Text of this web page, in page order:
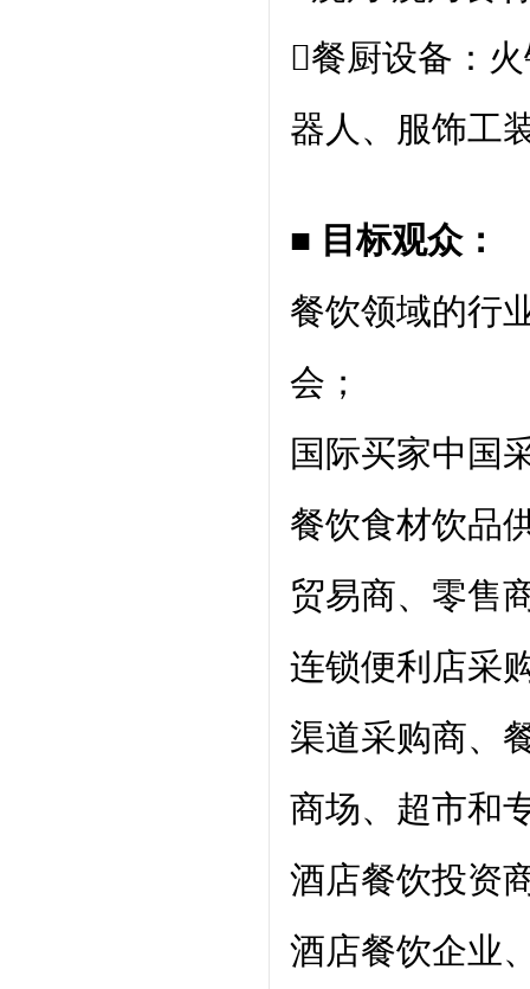
餐厨设备：
器人、服饰工
■ 目标观众：
餐饮领域的行
会；
国际买家中国
餐饮食材饮品
贸易商、零售
连锁便利店采
渠道采购商、
商场、超市和
酒店餐饮投资
酒店餐饮企业